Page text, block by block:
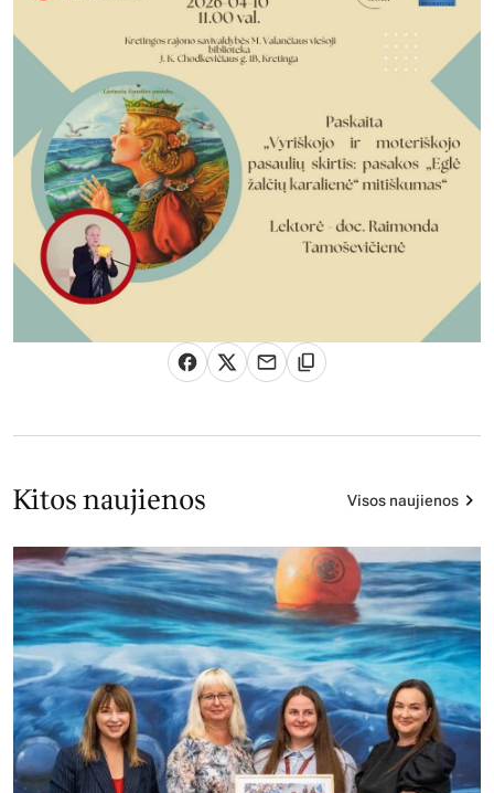
Kitos naujienos Visos naujienos